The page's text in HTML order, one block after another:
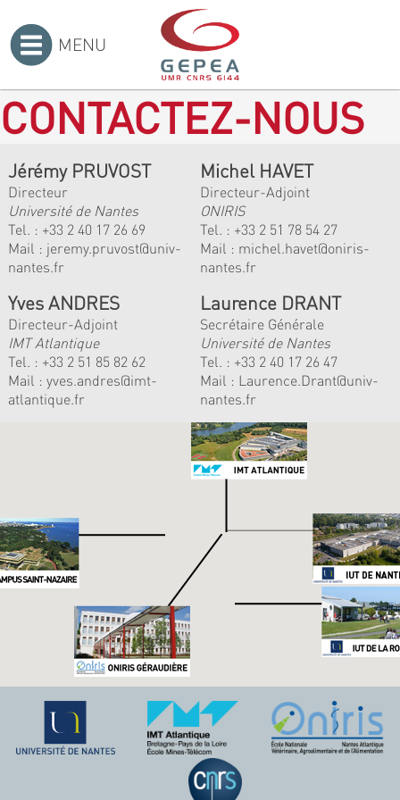
MENU
CONTACTEZ-NOUS
Jérémy PRUVOST
Directeur
Université de Nantes
Tel. : +33 2 40 17 26 69
Mail : jeremy.pruvost@univ-
nantes.fr
Michel HAVET
Directeur-Adjoint
ONIRIS
Tel. : +33 2 51 78 54 27
Mail : michel.havet@oniris-
nantes.fr
Yves ANDRES
Directeur-Adjoint
IMT Atlantique
Tel. : +33 2 51 85 82 62
Mail : yves.andres@imt-
atlantique.fr
Laurence DRANT
Secrétaire Générale
Université de Nantes
Tel. : +33 2 40 17 26 47
Mail : Laurence.Drant@univ-
nantes.fr